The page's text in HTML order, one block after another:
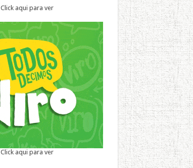
Click aqui para ver
Click aqui para ver